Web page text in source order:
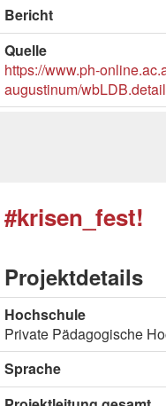
Bericht
Quelle
https://www.ph-
augustinum/
#krisen_fest!
Projektdetails
Hochschule
Private Pädagogische
Sprache